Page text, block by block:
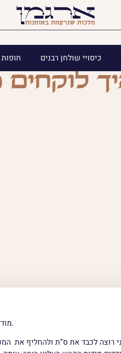
חופות כיסויי שולחן רבנים
מודדים את קוטר העיגול של עץ החיים.